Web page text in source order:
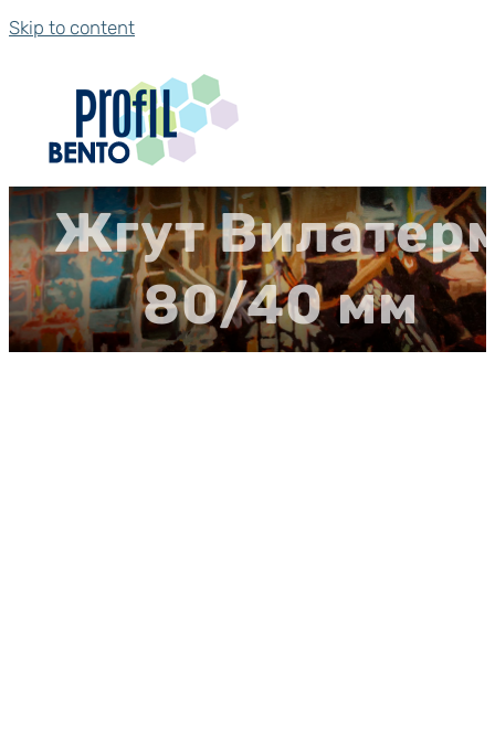
Skip to content
Жгут
80/40 мм